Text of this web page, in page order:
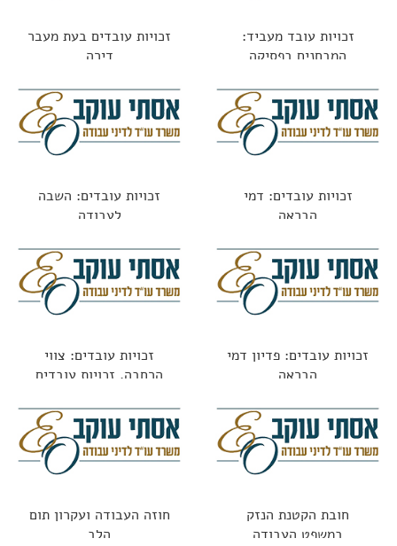
זכויות עובד מעביד:
המבחנים בפסיקה
זכויות עובדים בעת מעבר
דירה
זכויות עובדים: דמי
הבראה
זכויות עובדים: השבה
לעבודה
זכויות עובדים: פדיון דמי
הבראה
זכויות עובדים: צווי
הרחבה, זכויות עובדים
חובת הקטנת הנזק
במשפט העבודה
חוזה העבודה ועקרון תום
הלב